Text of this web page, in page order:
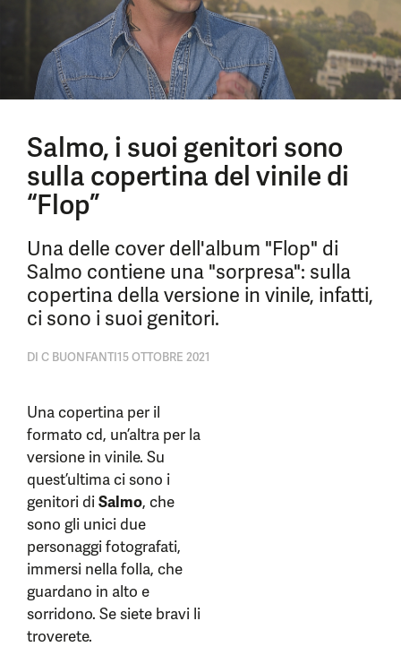
Salmo, i suoi genitori sono
sulla copertina del vinile di
“Flop”
Una delle cover dell'album "Flop" di
Salmo contiene una "sorpresa": sulla
copertina della versione in vinile, infatti,
ci sono i suoi genitori.
DI C BUONFANTI15 OTTOBRE 2021
Una copertina per il
formato cd, un’altra per la
versione in vinile. Su
quest’ultima ci sono i
genitori diSalmo, che
sono gli unici due
personaggi fotografati,
immersi nella folla, che
guardano in alto e
sorridono. Se siete bravi li
troverete.